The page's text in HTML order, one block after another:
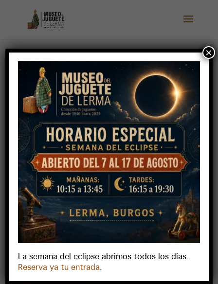
Los Payasos de la Tele
La semana del eclipse abrimos todos los días.
Reserva ya tu entrada
×